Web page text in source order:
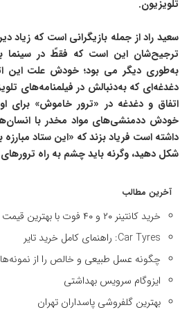
تلویزیون.
سعید راد از جمله بازیگرانی است که زیاد
ترجیح‌شان این است که فقطً در سینما
به‌طوری دیگر می بود؛ خودش علت این
دغدغه‌ای که به‌دنبالش در فیلمنامه‌های
اتفاق و دغدغه در «ترور خاموش» برای
خودش ددمنشی‌های مواد مخدر با
داشته است فریاد بزند که «این ستاد مبارزه
شکل دهید، وگرنه باید چشم به راه
آخرین مطالب
خرید کانتینر ۲۰ و ۴۰ فوت با بهترین قیمت
Car Tyres: راهنمای کامل خرید تایر
چگونه عسل طبیعی و خالص را از
ایزوگام سرویس بهداشتی
بهترین گلفروشی پاسداران تهران